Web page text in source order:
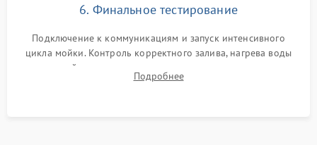
6. Финальное тестирование
Подключение к коммуникациям и запуск интенсивного
цикла мойки. Контроль корректного залива, нагрева воды
до нужной температуры, отсутствия посторонних шумов,
штатного слива и абсолютной сухости в поддоне.
Подробнее